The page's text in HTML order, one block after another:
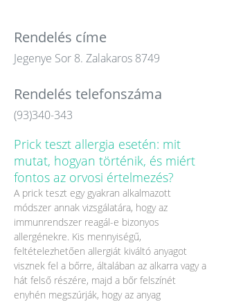
Rendelés címe
Jegenye Sor 8. Zalakaros 8749
Rendelés telefonszáma
(93)340-343
Prick teszt allergia esetén: mit
mutat, hogyan történik, és miért
fontos az orvosi értelmezés?
A prick teszt egy gyakran alkalmazott
módszer annak vizsgálatára, hogy az
immunrendszer reagál-e bizonyos
allergénekre. Kis mennyiségű,
feltételezhetően allergiát kiváltó anyagot
visznek fel a bőrre, általában az alkarra vagy a
hát felső részére, majd a bőr felszínét
enyhén megszúrják, hogy az anyag